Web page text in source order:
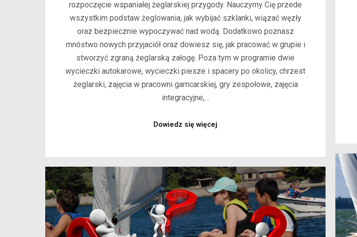
rozpoczęcie wspaniałej żeglarskiej przygody. Nauczymy Cię przede
wszystkim podstaw żeglowania, jak wybijać szklanki, wiązać węzły
oraz bezpiecznie wypoczywać nad wodą. Dodatkowo poznasz
mnóstwo nowych przyjaciół oraz dowiesz się, jak pracować w grupie i
stworzyć zgraną żeglarską załogę. Poza tym w programie dwie
wycieczki autokarowe, wycieczki piesze i spacery po okolicy, chrzest
żeglarski, zajęcia w pracowni garncarskiej, gry zespołowe, zajęcia
integracyjne,…
Dowiedz się więcej